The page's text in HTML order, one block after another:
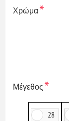
Χρώμα*
Μέγεθος*
28